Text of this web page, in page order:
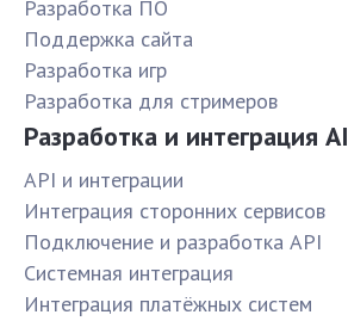
Разработка ПО
Поддержка сайта
Разработка игр
Разработка для стримеров
Разработка и интеграция AI
API и интеграции
Интеграция сторонних сервисов
Подключение и разработка API
Системная интеграция
Интеграция платёжных систем